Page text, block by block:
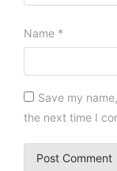
Name *
Save my
the next time I